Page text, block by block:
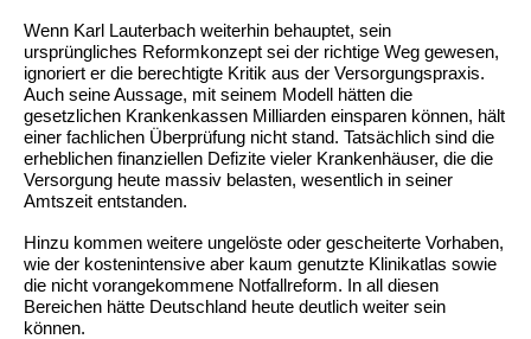
Wenn Karl Lauterbach weiterhin behauptet, sein
ursprüngliches Reformkonzept sei der richtige Weg gewesen,
ignoriert er die berechtigte Kritik aus der Versorgungspraxis.
Auch seine Aussage, mit seinem Modell hätten die
gesetzlichen Krankenkassen Milliarden einsparen können, hält
einer fachlichen Überprüfung nicht stand. Tatsächlich sind die
erheblichen finanziellen Defizite vieler Krankenhäuser, die die
Versorgung heute massiv belasten, wesentlich in seiner
Amtszeit entstanden.
Hinzu kommen weitere ungelöste oder gescheiterte Vorhaben,
wie der kostenintensive aber kaum genutzte Klinikatlas sowie
die nicht vorangekommene Notfallreform. In all diesen
Bereichen hätte Deutschland heute deutlich weiter sein
können.